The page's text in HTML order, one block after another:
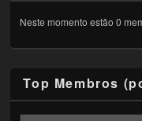
Neste momento estão 0
Top Membros